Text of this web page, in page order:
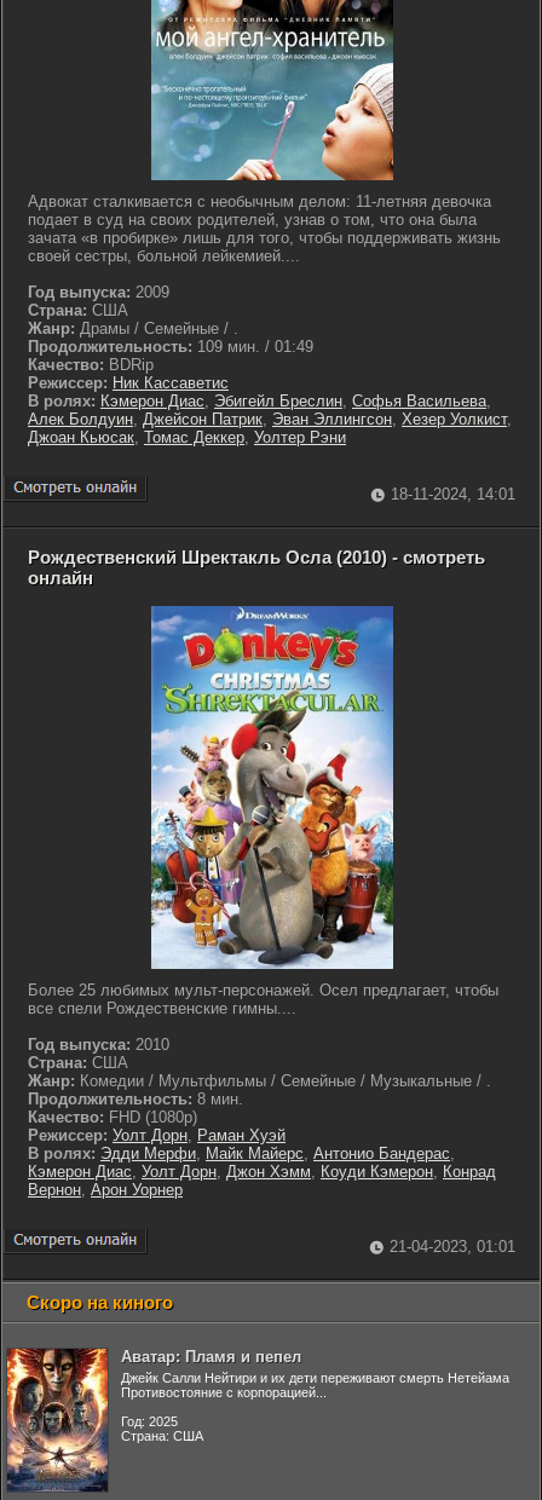
Адвокат сталкивается с необычным делом: 11-летняя девочка
подает в суд на своих родителей, узнав о том, что она была
зачата «в пробирке» лишь для того, чтобы поддерживать жизнь
своей сестры, больной лейкемией....
Год выпуска: 2009
Страна: США
Жанр: Драмы / Семейные / .
Продолжительность: 109 мин. / 01:49
Качество: BDRip
Режиссер: Ник Кассаветис
В ролях: Кэмерон Диас, Эбигейл Бреслин, Софья Васильева,
Алек Болдуин, Джейсон Патрик, Эван Эллингсон, Хезер Уолкист,
Джоан Кьюсак, Томас Деккер, Уолтер Рэни
18-11-2024, 14:01
Рождественский Шректакль Осла (2010) - смотреть
онлайн
Более 25 любимых мульт-персонажей. Осел предлагает, чтобы
все спели Рождественские гимны....
Год выпуска: 2010
Страна: США
Жанр: Комедии / Мультфильмы / Семейные / Музыкальные / .
Продолжительность: 8 мин.
Качество: FHD (1080p)
Режиссер: Уолт Дорн, Раман Хуэй
В ролях: Эдди Мерфи, Майк Майерс, Антонио Бандерас,
Кэмерон Диас, Уолт Дорн, Джон Хэмм, Коуди Кэмерон, Конрад
Вернон, Арон Уорнер
21-04-2023, 01:01
Скоро на киного
Аватар: Пламя и пепел
Джейк Салли Нейтири и их дети переживают смерть Нетейама
Противостояние с корпорацией...
Год: 2025
Страна: США